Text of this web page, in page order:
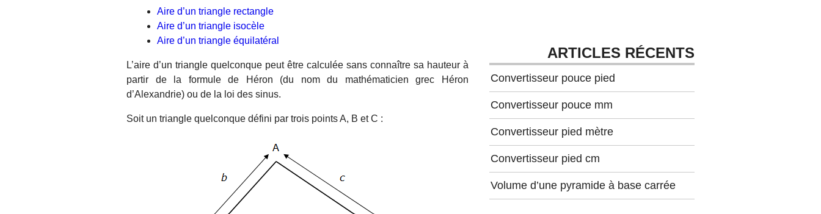
Aire d’un triangle rectangle
Aire d’un triangle isocèle
Aire d’un triangle équilatéral
L’aire d’un triangle quelconque peut être calculée sans connaître sa hauteur à
partir de la formule de Héron (du nom du mathématicien grec Héron
d’Alexandrie) ou de la loi des sinus.
Soit un triangle quelconque défini par trois points A, B et C :
ARTICLES RÉCENTS
Convertisseur pouce pied
Convertisseur pouce mm
Convertisseur pied mètre
Convertisseur pied cm
Volume d’une pyramide à base carrée